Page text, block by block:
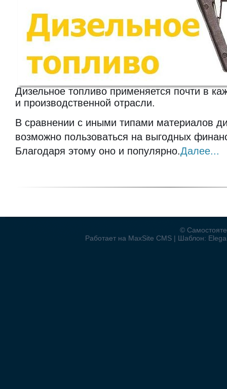
Дизельное топливо применяется почти в
и производственной отрасли.
В сравнении с иными типами материалов
возможно пользоваться на выгодных
Благодаря этому оно и популярно.Далее...
©
Работает на MaxSite CMS | Шаблон: